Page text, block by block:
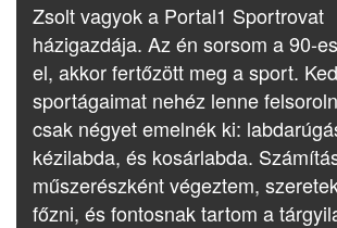
Zsolt vagyok a Portal1 Sportrovat
házigazdája. Az én sorsom a 90-
el, akkor fertőzött meg a sport.
sportágaimat nehéz lenne
csak négyet emelnék ki:
kézilabda, és kosárlabda.
műszerészként végeztem,
főzni, és fontosnak tartom a